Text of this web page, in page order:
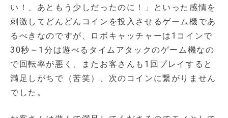
い！、あともう少しだったのに！」といった感情を
刺激してどんどんコインを投入させるゲーム機であ
るべきなのですが、ロボキャッチャーは1コインで
30秒～1分は遊べるタイムアタックのゲーム機なの
で回転率が悪く、またお客さんも1回プレイすると
満足しがちで（苦笑）、次のコインに繋がりません
でした。